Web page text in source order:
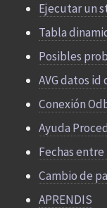
Ejecutar un
Tabla
Posibles
AVG datos
Conexión
Ayuda
Fechas
Cambio de
APRENDIS